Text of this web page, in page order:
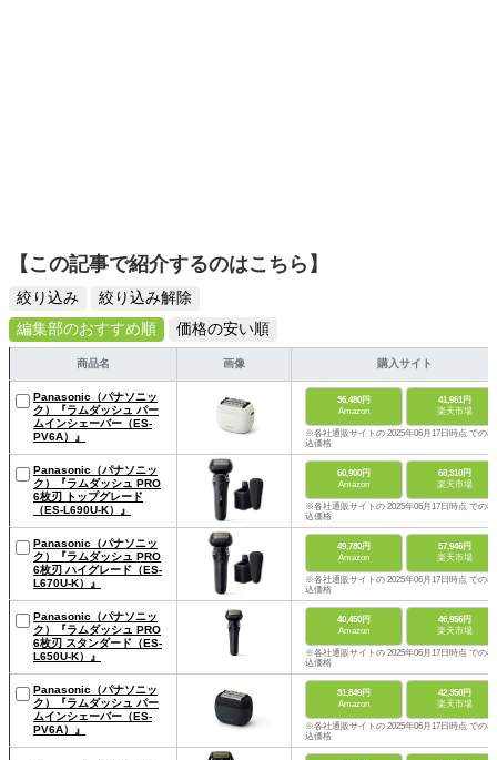
【この記事で紹介するのはこちら】
絞り込み
絞り込み解除
編集部のおすすめ順
価格の安い順
商品名 画像 購入サイト
Panasonic（パナソニッ
ク）『ラムダッシュ パー
ムインシェーバー（ES-
PV6A）』
36,480円
Amazon
41,961円
楽天市場
※各社通販サイトの 2025年06月17日時点 での税
込価格
Panasonic（パナソニッ
ク）『ラムダッシュ PRO
6枚刃 トップグレード
（ES-L690U-K）』
60,900円
Amazon
68,310円
楽天市場
※各社通販サイトの 2025年06月17日時点 での税
込価格
Panasonic（パナソニッ
ク）『ラムダッシュ PRO
6枚刃 ハイグレード（ES-
L670U-K）』
49,780円
Amazon
57,946円
楽天市場
※各社通販サイトの 2025年06月17日時点 での税
込価格
Panasonic（パナソニッ
ク）『ラムダッシュ PRO
6枚刃 スタンダード（ES-
L650U-K）』
40,450円
Amazon
46,956円
楽天市場
※各社通販サイトの 2025年06月17日時点 での税
込価格
Panasonic（パナソニッ
ク）『ラムダッシュ パー
ムインシェーバー（ES-
PV6A）』
31,849円
Amazon
42,350円
楽天市場
※各社通販サイトの 2025年06月17日時点 での税
込価格